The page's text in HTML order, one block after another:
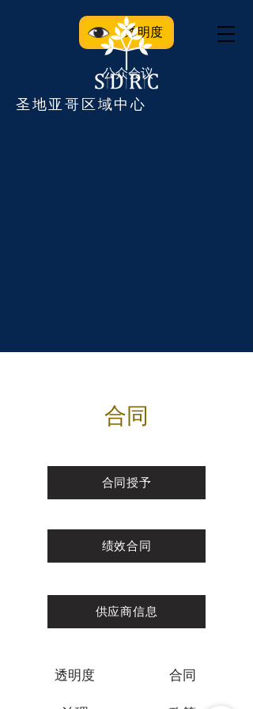
透明度
公众会议
圣地亚哥区域中心
合同
合同授予
绩效合同
供应商信息
透明度 合同